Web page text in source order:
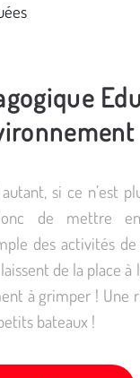
si ce n’est
de mettre
des activités
de la place à
à grimper ! Une
bateaux !